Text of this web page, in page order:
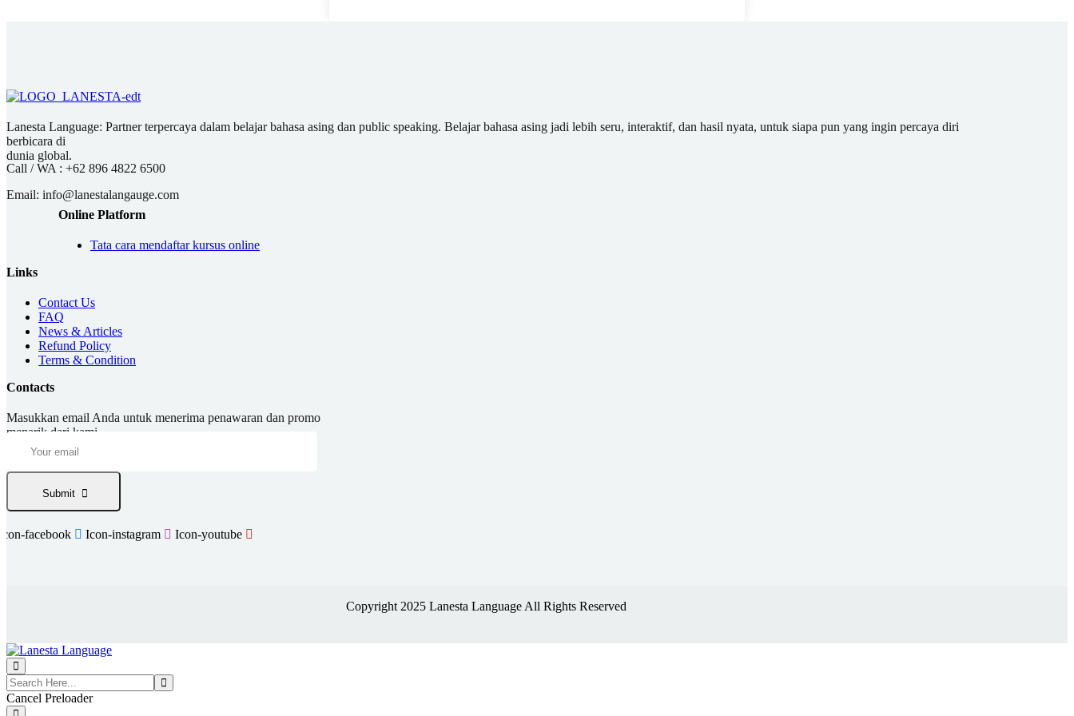
Lanesta Language: Partner terpercaya dalam belajar bahasa asing dan public speaking. Belajar bahasa asing jadi lebih seru, interaktif, dan hasil nyata, untuk siapa pun yang ingin percaya diri
berbicara di
dunia global.
Call / WA : +62 896 4822 6500
Email: info@lanestalangauge.com
Online Platform
Tata cara mendaftar kursus online
Links
Contact Us
FAQ
News & Articles
Refund Policy
Terms & Condition
Contacts
Masukkan email Anda untuk menerima penawaran dan promo
menarik dari kami.
Submit
facebook Icon-instagram Icon-youtube
Copyright 2025 Lanesta Language All Rights Reserved
Cancel Preloader